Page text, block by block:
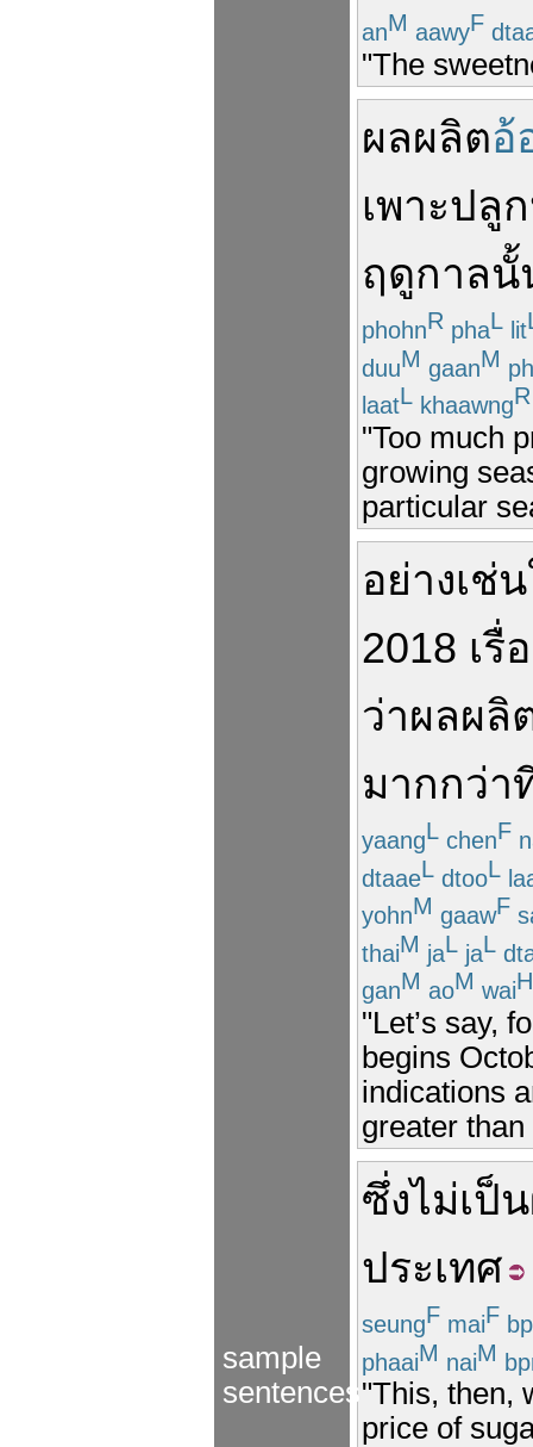
sample
sentences
anM aawyF
"The
ผลผลิตอ้
เพาะปลูก
ฤดูกาลนั้
phohnR phaL lit
duuM gaanM
laatL khaawngR
"Too much
growing
particular
อย่างเช่น
2018 เรื่
ว่าผลผลิ
มากกว่า
yaangL chenF
dtaaeL dtooL
yohnM gaawF
thaiM jaL jaL
ganM aoM waiH
"Let’s say,
begins
indications
greater
ซึ่งไม่เป็น
ประเทศ
seungF maiF
phaaiM naiM
"This, then,
price of